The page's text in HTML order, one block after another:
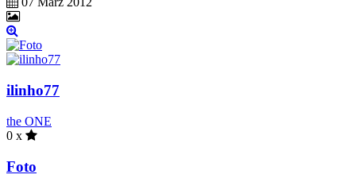
ilinho77
the ONE
0 x
Foto